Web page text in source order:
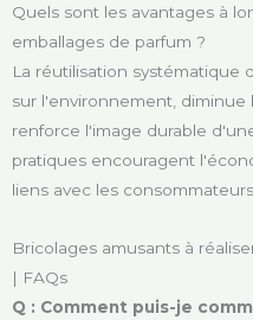
Quels sont les avantages à
emballages de parfum ?
La réutilisation systématique
sur l'environnement,
renforce l'image durable
pratiques encouragent
liens avec les consommateurs.
Bricolages amusants à
| FAQs
Q : Comment puis-je